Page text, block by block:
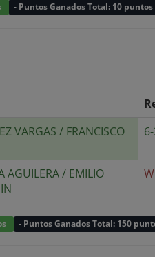
- Puntos Ganados Total: 10 puntos
VARGAS / FRANCISCO
AGUILERA/ EMILIO
- Puntos Ganados Total: 150